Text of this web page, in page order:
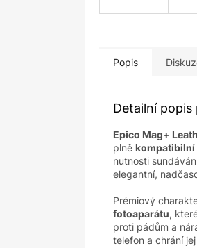
Popis
Detailní popis
Epico Mag+
plně kompatibilní
nutnosti
elegantní,
Prémiový
fotoaparátu,
proti pádům a
telefon a chrání